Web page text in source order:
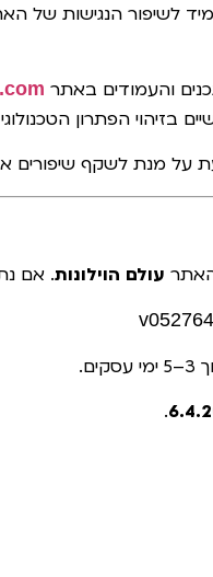
לשיפור הנגישות של
והעמודים באתר
בזיהוי הפתרון
על מנת לשקף שיפורים
עולם הוילונות. אם
.